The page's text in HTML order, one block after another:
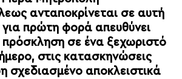
ανταποκρίνεται σε αυτή
για πρώτη φορά απευθύνει
πρόσκληση σε ένα ξεχωριστό
στις κατασκηνώσεις
σχεδιασμένο αποκλειστικά